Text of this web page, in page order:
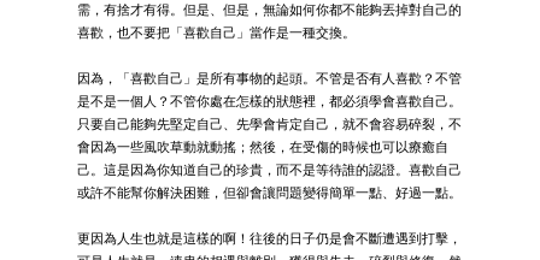
需，有捨才有得。但是、但是，無論如何你都不能夠丟掉對自己的
喜歡，也不要把「喜歡自己」當作是一種交換。
因為，「喜歡自己」是所有事物的起頭。不管是否有人喜歡？不管
是不是一個人？不管你處在怎樣的狀態裡，都必須學會喜歡自己。
只要自己能夠先堅定自己、先學會肯定自己，就不會容易碎裂，不
會因為一些風吹草動就動搖；然後，在受傷的時候也可以療癒自
己。這是因為你知道自己的珍貴，而不是等待誰的認證。喜歡自己
或許不能幫你解決困難，但卻會讓問題變得簡單一點、好過一點。
更因為人生也就是這樣的啊！往後的日子仍是會不斷遭遇到打擊，